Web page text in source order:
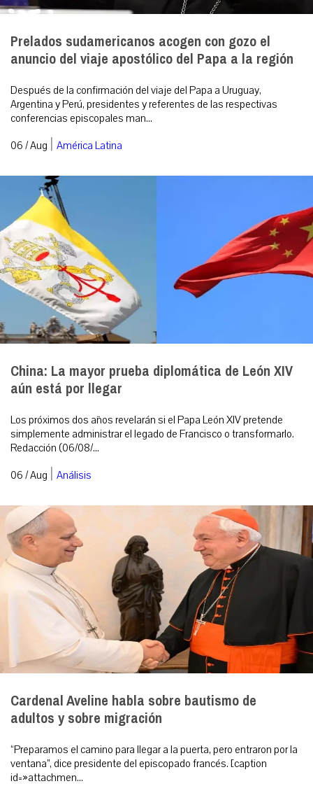
Prelados sudamericanos acogen con gozo el
anuncio del viaje apostólico del Papa a la región
Después de la confirmación del viaje del Papa a Uruguay,
Argentina y Perú, presidentes y referentes de las respectivas
conferencias episcopales man...
06 / Aug | América Latina
China: La mayor prueba diplomática de León XIV
aún está por llegar
Los próximos dos años revelarán si el Papa León XIV pretende
simplemente administrar el legado de Francisco o transformarlo.
Redacción (06/08/...
06 / Aug | Análisis
Cardenal Aveline habla sobre bautismo de
adultos y sobre migración
“Preparamos el camino para llegar a la puerta, pero entraron por la
ventana”, dice presidente del episcopado francés. [caption
id=»attachmen...